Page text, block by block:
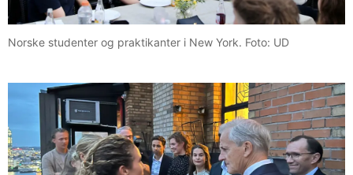
Norske studenter og praktikanter i New York. Foto: UD